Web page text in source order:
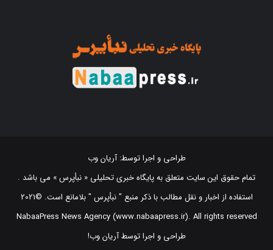
تمام حقوق این سایت متعلق به پایگاه خبری تحلیلی « نبأپرس » می باشد .
استفاده از اخبار و نقل مطالب با ذکر منبع "‌ نبأپرس " بلامانع است. ©2021
NabaaPress News Agency (www.nabaapress.ir). All rights reserved
طراحی و اجرا توسط آریان وب!